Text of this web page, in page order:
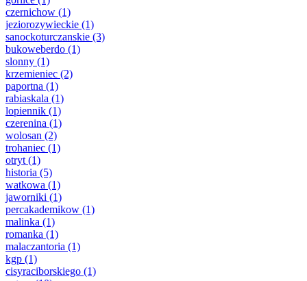
czernichow (1)
jeziorozywieckie (1)
sanockoturczanskie (3)
bukoweberdo (1)
slonny (1)
krzemieniec (2)
paportna (1)
rabiaskala (1)
lopiennik (1)
czerenina (1)
wolosan (2)
trohaniec (1)
otryt (1)
historia (5)
watkowa (1)
jaworniki (1)
percakademikow (1)
malinka (1)
romanka (1)
malaczantoria (1)
kgp (1)
cisyraciborskiego (1)